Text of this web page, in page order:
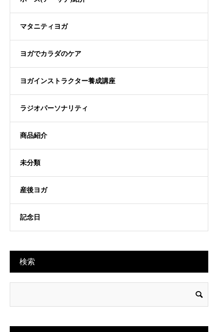
マタニティヨガ
ヨガでカラダのケア
ヨガインストラクター養成講座
ラジオパーソナリティ
商品紹介
未分類
産後ヨガ
記念日
検索